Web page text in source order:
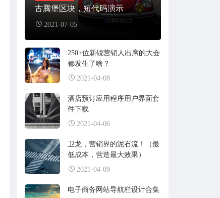
儿童肥肉 2020-07-28
来自：腾讯就只会抄袭和游戏？腾讯帝国攻防战背后的睿智与城府
灯火阑珊处
于灯火阑珊处，于暗香离别时，未曾放
弃
来自：电子商务网站导航栏设计合集
范德萨范德萨 2021-10-24
66666
古腾堡区块，短代码演示
2021-07-05
250+位新锐营销人出席的大会
都发生了啥？
2021-04-08
酒店预订应用程序用户界面套
件下载
2021-04-06
卫龙，营销界的泥石流！（最
低成本，营造最大效果）
2021-04-09
电子商务网站导航栏设计合集